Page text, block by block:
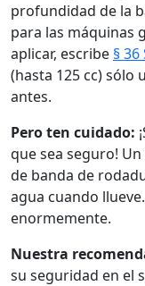
profundidad de la
para las máquinas
aplicar, escribe §
(hasta 125 cc)
antes.
Pero ten cuidado:
que sea seguro!
de banda de
agua cuando
enormemente.
Nuestra
su seguridad en el